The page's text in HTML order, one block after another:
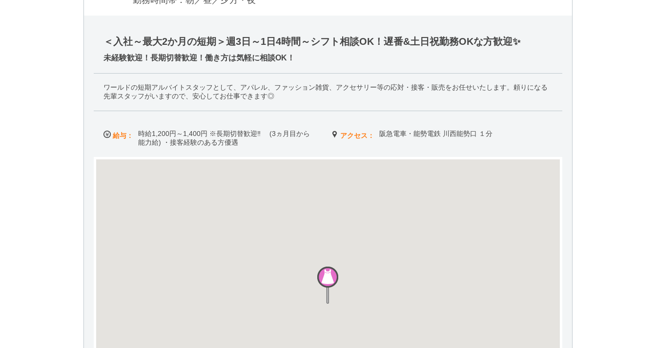
＜入社～最大2か月の短期＞週3日～1日4時間～シフト相談OK！遅番&土日祝勤務OKな方歓迎✨
未経験歓迎！長期切替歓迎！働き方は気軽に相談OK！
ワールドの短期アルバイトスタッフとして、アパレル、ファッション雑貨、アクセサリー等の応対・接客・販売をお任せいたします。頼りになる
先輩スタッフがいますので、安心してお仕事できます◎
給与：
時給1,200円～1,400円 ※長期切替歓迎‼ (3ヵ月目から
能力給) ・接客経験のある方優遇
アクセス： 阪急電車・能勢電鉄 川西能勢口 １分